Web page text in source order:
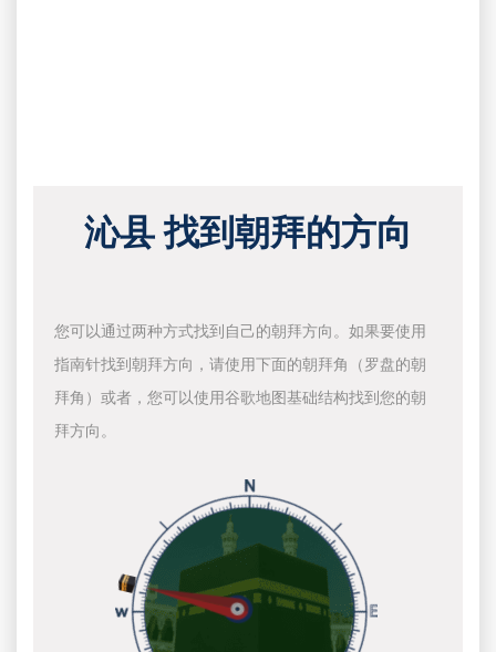
沁县 找到朝拜的方向
您可以通过两种方式找到自己的朝拜方向。如果要使用
指南针找到朝拜方向，请使用下面的朝拜角（罗盘的朝
拜角）或者，您可以使用谷歌地图基础结构找到您的朝
拜方向。